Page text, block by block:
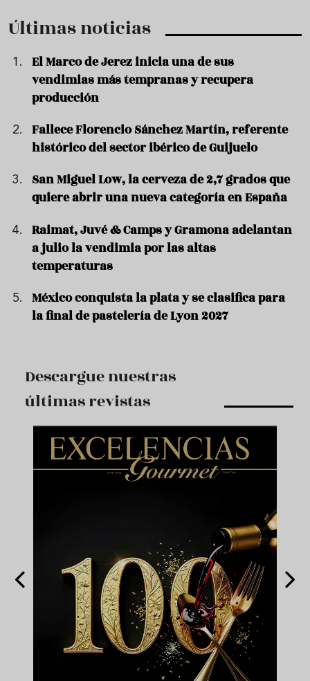
Últimas noticias
El Marco de Jerez inicia una de sus
vendimias más tempranas y recupera
producción
Fallece Florencio Sánchez Martín, referente
histórico del sector ibérico de Guijuelo
San Miguel Low, la cerveza de 2,7 grados que
quiere abrir una nueva categoría en España
Raimat, Juvé & Camps y Gramona adelantan
a julio la vendimia por las altas
temperaturas
México conquista la plata y se clasifica para
la final de pastelería de Lyon 2027
Descargue nuestras
últimas revistas